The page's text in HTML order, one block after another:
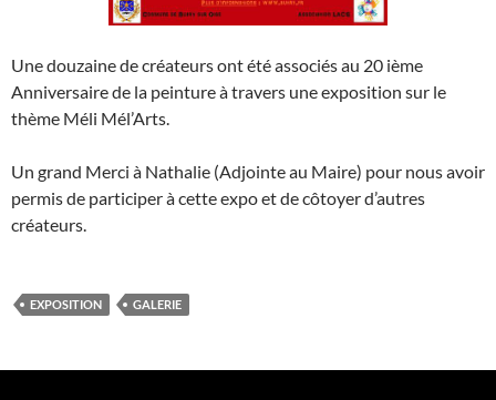
Une douzaine de créateurs ont été associés au 20 ième
Anniversaire de la peinture à travers une exposition sur le
thème Méli Mél’Arts.
Un grand Merci à Nathalie (Adjointe au Maire) pour nous avoir
permis de participer à cette expo et de côtoyer d’autres
créateurs.
EXPOSITION GALERIE